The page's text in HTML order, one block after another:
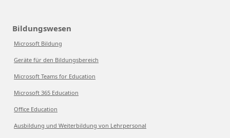
Bildungswesen
Microsoft Bildung
Geräte für den Bildungsbereich
Microsoft Teams for Education
Microsoft 365 Education
Office Education
Ausbildung und Weiterbildung von Lehrpersonal